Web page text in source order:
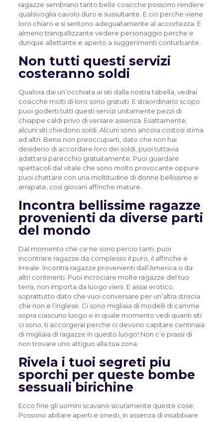
ragazze sembrano tanto belle cosicche possono rendere
qualsivoglia cavolo duro e sussultante. E cio perche viene
loro chiaro e si sentono adeguatamente al accortezza. E
almeno tranquillizzante vedere personaggio perche e
dunque allettante e aperto a suggerimenti conturbante.
Non tutti questi servizi
costeranno soldi
Qualora dai un’occhiata ai siti dalla nostra tabella, vedrai
cosicche molti di loro sono gratuiti. E straordinario scopo
puoi goderti tutti questi servizi unitamente pezzi di
chiappe caldi privo di versare assenza. Esattamente,
alcuni siti chiedono soldi. Alcuni sono ancora costosi stima
ad altri. Bensi non preoccuparti, dato che non hai
desiderio di accordare loro dei soldi, puoi tuttavia
adattarsi parecchio gratuitamente. Puoi guardare
spettacoli dal vitale che sono molto provocante oppure
puoi chattare con una moltitudine di donne bellissime e
arrapate, cosi giovani affinche mature.
Incontra bellissime ragazze
provenienti da diverse parti
del mondo
Dal momento che ce ne sono percio tanti, puoi
incontrare ragazze da complesso il puro, il affinche e
irreale. Incontra ragazze provenienti dall’America o da
altri continenti. Puoi incrociare molte ragazze del tuo
terra, non importa da luogo vieni. E assai erotico,
soprattutto dato che vuoi conversare per un’altra striscia
che non e l’inglese. Ci sono migliaia di modelli di camme
sopra ciascuno luogo e in quale momento vedi quanti siti
ci sono, ti accorgerai perche ci devono capitare centinaia
di migliaia di ragazze in questo luogo! Non c’e prassi di
non trovare uno attiguo alla tua zona.
Rivela i tuoi segreti piu
sporchi per queste bombe
sessuali birichine
Ecco fine gli uomini scavano sicuramente queste cose.
Possono abitare aperti e onesti, in assenza di insabbiare